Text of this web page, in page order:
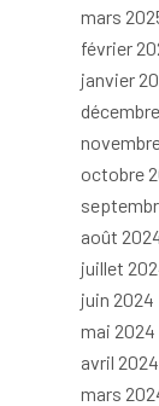
mars
février
janvier
octobre
août
juillet
juin 2024
mai 2024
avril 2024
mars